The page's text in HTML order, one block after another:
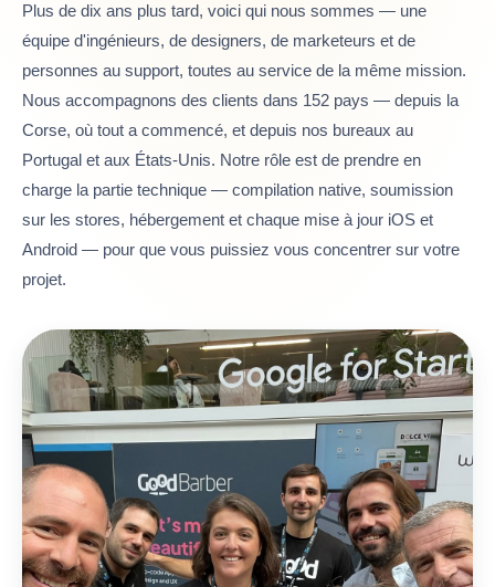
Plus de dix ans plus tard, voici qui nous sommes — une
équipe d'ingénieurs, de designers, de marketeurs et de
personnes au support, toutes au service de la même mission.
Nous accompagnons des clients dans 152 pays — depuis la
Corse, où tout a commencé, et depuis nos bureaux au
Portugal et aux États-Unis. Notre rôle est de prendre en
charge la partie technique — compilation native, soumission
sur les stores, hébergement et chaque mise à jour iOS et
Android — pour que vous puissiez vous concentrer sur votre
projet.